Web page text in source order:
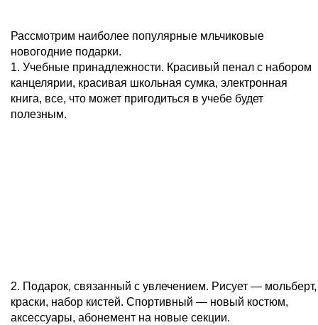
Рассмотрим наиболее популярные мльчиковые
новогодние подарки.
1. Учебные принадлежности. Красивый пенал с набором
канцелярии, красивая школьная сумка, электронная
книга, все, что может пригодиться в учебе будет
полезным.
2. Подарок, связанный с увлечением. Рисует — мольберт,
краски, набор кистей. Спортивный — новый костюм,
аксессуары, абонемент на новые секции.